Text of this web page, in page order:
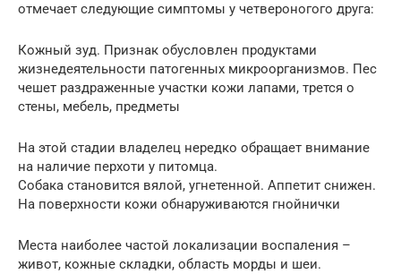
отмечает следующие симптомы у четвероногого друга:
Кожный зуд. Признак обусловлен продуктами
жизнедеятельности патогенных микроорганизмов. Пес
чешет раздраженные участки кожи лапами, трется о
стены, мебель, предметы
На этой стадии владелец нередко обращает внимание
на наличие перхоти у питомца.
Собака становится вялой, угнетенной. Аппетит снижен.
На поверхности кожи обнаруживаются гнойнички
Места наиболее частой локализации воспаления –
живот, кожные складки, область морды и шеи.